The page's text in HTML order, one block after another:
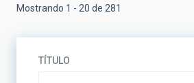
Mostrando 1 - 20 de 281
TÍTULO